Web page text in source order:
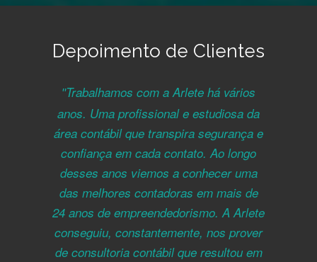
Depoimento de Clientes
Trabalhamos com a Arlete há vários
anos. Uma profissional e estudiosa da
área contábil que transpira segurança e
confiança em cada contato. Ao longo
desses anos viemos a conhecer uma
das melhores contadoras em mais de
24 anos de empreendedorismo. A Arlete
conseguiu, constantemente, nos prover
de consultoria contábil que resultou em
Conheço e trabalho com a AN
Soluções há muitos anos (mais de 10
anos) e posso afirmar que tenho tido
uma experiência incrível profissional e
pessoal. No profissional apresentam
uma equipe 100% comprometida e
engajada. Neste período,
atendendo nossas três empresas,
Sunrise, Giro e Késsem, jamais houve